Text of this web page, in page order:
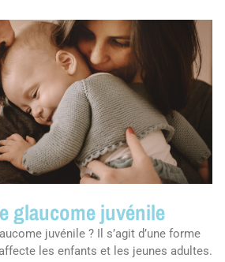
glaucome juvénile
juvénile ? Il s’agit d’une forme
les enfants et les jeunes adultes.